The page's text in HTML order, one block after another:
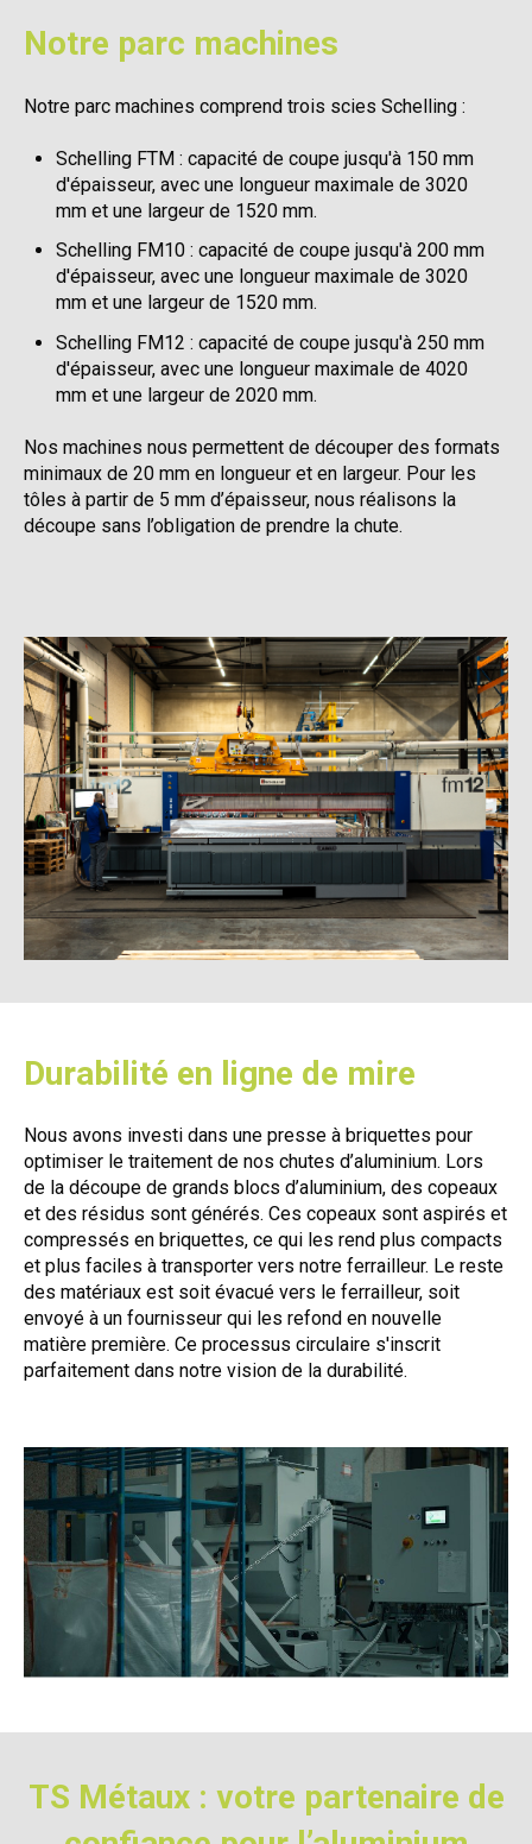
Notre parc machines
Notre parc machines comprend trois scies Schelling :
Schelling FTM : capacité de coupe jusqu'à 150 mm
d'épaisseur, avec une longueur maximale de 3020
mm et une largeur de 1520 mm.
Schelling FM10 : capacité de coupe jusqu'à 200 mm
d'épaisseur, avec une longueur maximale de 3020
mm et une largeur de 1520 mm.
Schelling FM12 : capacité de coupe jusqu'à 250 mm
d'épaisseur, avec une longueur maximale de 4020
mm et une largeur de 2020 mm.
Nos machines nous permettent de découper des formats
minimaux de 20 mm en longueur et en largeur. Pour les
tôles à partir de 5 mm d’épaisseur, nous réalisons la
découpe sans l’obligation de prendre la chute.
Durabilité en ligne de mire
Nous avons investi dans une presse à briquettes pour
optimiser le traitement de nos chutes d’aluminium. Lors
de la découpe de grands blocs d’aluminium, des copeaux
et des résidus sont générés. Ces copeaux sont aspirés et
compressés en briquettes, ce qui les rend plus compacts
et plus faciles à transporter vers notre ferrailleur. Le reste
des matériaux est soit évacué vers le ferrailleur, soit
envoyé à un fournisseur qui les refond en nouvelle
matière première. Ce processus circulaire s'inscrit
parfaitement dans notre vision de la durabilité.
TS Métaux : votre partenaire de